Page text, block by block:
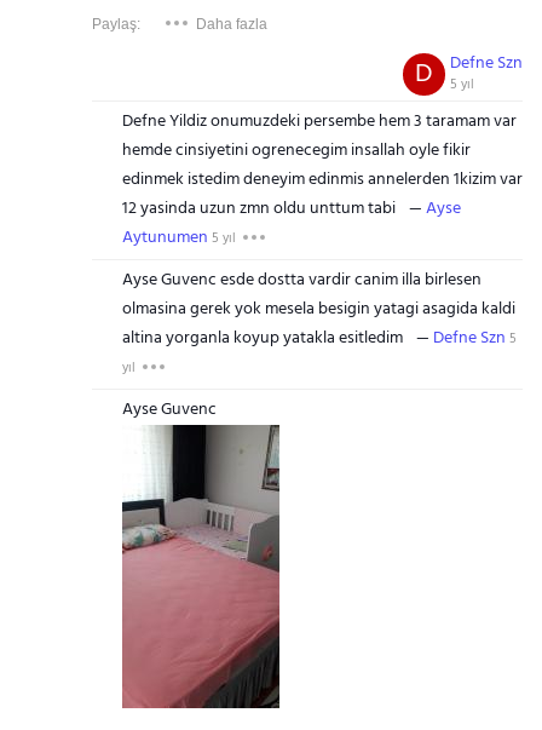
Paylaş: Daha fazla
Defne Szn
5 yıl
D
Defne Yildiz onumuzdeki persembe hem 3 taramam var
hemde cinsiyetini ogrenecegim insallah oyle fikir
edinmek istedim deneyim edinmis annelerden 1kizim var
12 yasinda uzun zmn oldu unttum tabi
Ayse
Aytunumen 5 yıl
Ayse Guvenc esde dostta vardir canim illa birlesen
olmasina gerek yok mesela besigin yatagi asagida kaldi
altina yorganla koyup yatakla esitledim
Defne Szn 5
yıl
Ayse Guvenc